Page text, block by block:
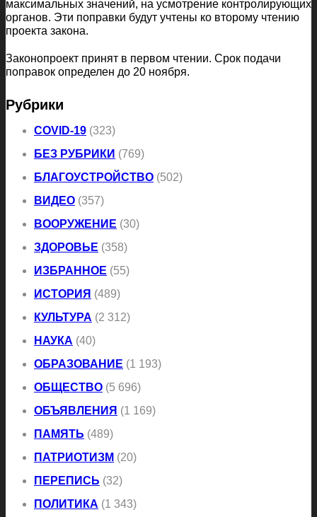
максимальных значений, на усмотрение контролирующих
органов. Эти поправки будут учтены ко второму чтению
проекта закона.
Законопроект принят в первом чтении. Срок подачи
поправок определен до 20 ноября.
Рубрики
COVID-19 (323)
БЕЗ РУБРИКИ (769)
БЛАГОУСТРОЙСТВО (502)
ВИДЕО (357)
ВООРУЖЕНИЕ (30)
ЗДОРОВЬЕ (358)
ИЗБРАННОЕ (55)
ИСТОРИЯ (489)
КУЛЬТУРА (2 312)
НАУКА (40)
ОБРАЗОВАНИЕ (1 193)
ОБЩЕСТВО (5 696)
ОБЪЯВЛЕНИЯ (1 169)
ПАМЯТЬ (489)
ПАТРИОТИЗМ (20)
ПЕРЕПИСЬ (32)
ПОЛИТИКА (1 343)